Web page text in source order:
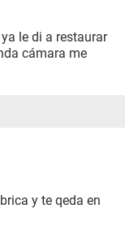
le di a restaurar
cámara me
y te qeda en